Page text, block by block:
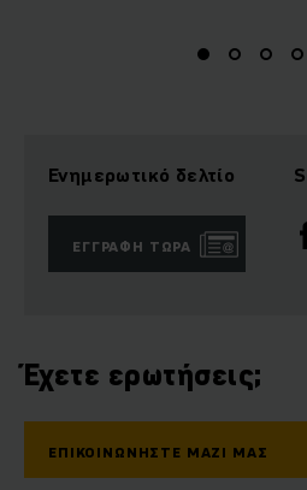
Ενημερωτικό δελτίο
ΕΓΓΡΑΦΉ ΤΏΡΑ
Έχετε ερωτήσεις;
ΕΠΙΚΟΙΝΩΝΉΣΤΕ ΜΑΖΊ ΜΑΣ